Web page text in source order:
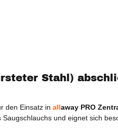
Stahl)
den Einsatz in allaway PRO
und eignet sich